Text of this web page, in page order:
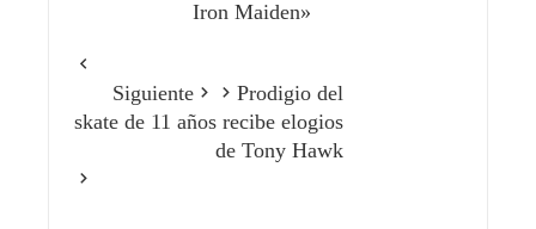
Iron Maiden»
Siguiente
Prodigio del
skate de 11 años recibe elogios
de Tony Hawk